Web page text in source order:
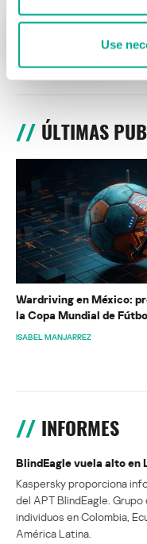
Use
ÚLTIMAS
Wardriving en México:
la Copa Mundial de
ISABEL MANJARREZ
INFORMES
BlindEagle vuela alto en
Kaspersky proporciona
del APT BlindEagle.
individuos en Colombia,
América Latina.